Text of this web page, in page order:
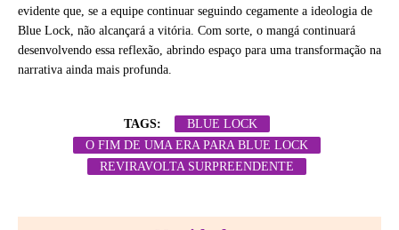
evidente que, se a equipe continuar seguindo cegamente a ideologia de
Blue Lock, não alcançará a vitória. Com sorte, o mangá continuará
desenvolvendo essa reflexão, abrindo espaço para uma transformação na
narrativa ainda mais profunda.
TAGS:
BLUE LOCK
O FIM DE UMA ERA PARA BLUE LOCK
REVIRAVOLTA SURPREENDENTE